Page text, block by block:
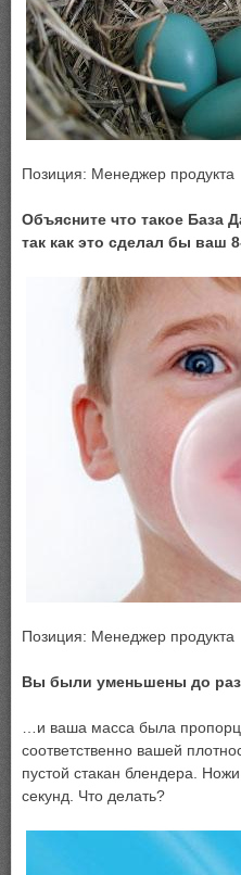
Позиция: Менеджер продукта
Объясните что такое База
так как это сделал бы ваш
Позиция: Менеджер продукта
Вы были уменьшены до
…и ваша масса была
соответственно вашей
пустой стакан блендера.
секунд. Что делать?